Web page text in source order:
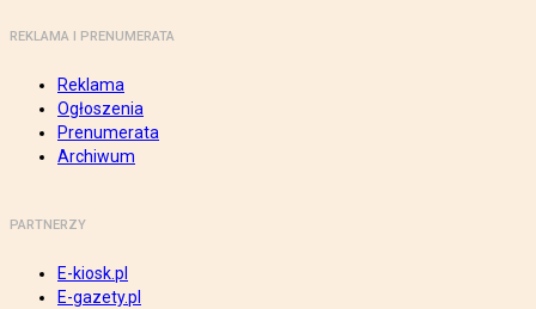
REKLAMA I PRENUMERATA
Reklama
Ogłoszenia
Prenumerata
Archiwum
PARTNERZY
E-kiosk.pl
E-gazety.pl